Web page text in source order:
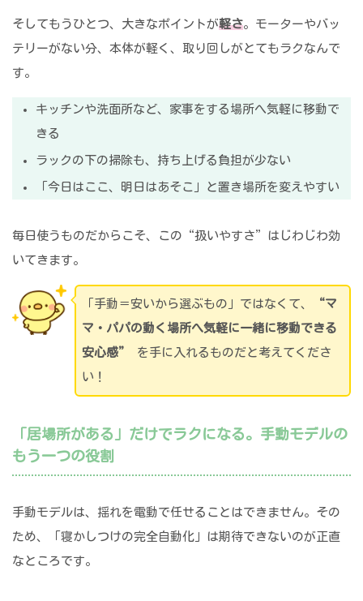
そしてもうひとつ、大きなポイントが軽さ。モーターやバッ
テリーがない分、本体が軽く、取り回しがとてもラクなんで
す。
キッチンや洗面所など、家事をする場所へ気軽に移動で
きる
ラックの下の掃除も、持ち上げる負担が少ない
「今日はここ、明日はあそこ」と置き場所を変えやすい
毎日使うものだからこそ、この“扱いやすさ”はじわじわ効
いてきます。
「手動＝安いから選ぶもの」ではなくて、
“マ
マ・パパの動く場所へ気軽に一緒に移動できる
安心感”
を手に入れるものだと考えてくださ
い！
「居場所がある」だけでラクになる。手動モデルの
もう一つの役割
手動モデルは、揺れを電動で任せることはできません。その
ため、「寝かしつけの完全自動化」は期待できないのが正直
なところです。